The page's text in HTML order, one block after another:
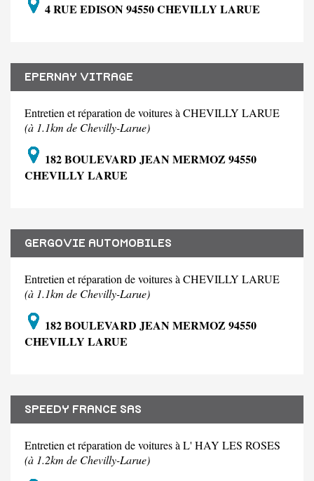
4 RUE EDISON 94550 CHEVILLY LARUE
EPERNAY VITRAGE
Entretien et réparation de voitures à CHEVILLY LARUE
(à 1.1km de Chevilly-Larue)
182 BOULEVARD JEAN MERMOZ 94550
CHEVILLY LARUE
GERGOVIE AUTOMOBILES
Entretien et réparation de voitures à CHEVILLY LARUE
(à 1.1km de Chevilly-Larue)
182 BOULEVARD JEAN MERMOZ 94550
CHEVILLY LARUE
SPEEDY FRANCE SAS
Entretien et réparation de voitures à L' HAY LES ROSES
(à 1.2km de Chevilly-Larue)